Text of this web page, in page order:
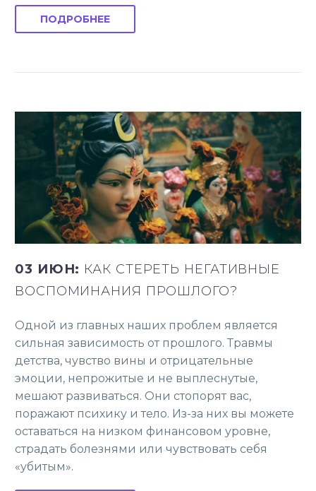
ПОДРОБНЕЕ
03 ИЮН: КАК СТЕРЕТЬ НЕГАТИВНЫЕ
ВОСПОМИНАНИЯ ПРОШЛОГО?
Одной из главных наших проблем является
сильная зависимость от прошлого. Травмы
детства, чувство вины и отрицательные
эмоции, непрожитые и не выплеснутые,
мешают развиваться. Они стопорят вас,
поражают психику и тело. Из-за них вы можете
оставаться на низком финансовом уровне,
страдать болезнями или чувствовать себя
«убитым».